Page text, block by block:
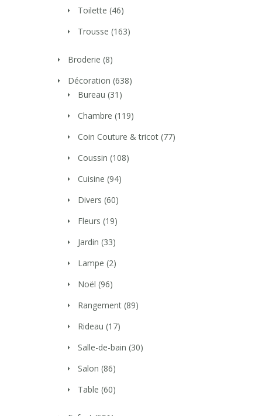
Toilette (46)
Trousse (163)
Broderie (8)
Décoration (638)
Bureau (31)
Chambre (119)
Coin Couture & tricot (77)
Coussin (108)
Cuisine (94)
Divers (60)
Fleurs (19)
Jardin (33)
Lampe (2)
Noël (96)
Rangement (89)
Rideau (17)
Salle-de-bain (30)
Salon (86)
Table (60)